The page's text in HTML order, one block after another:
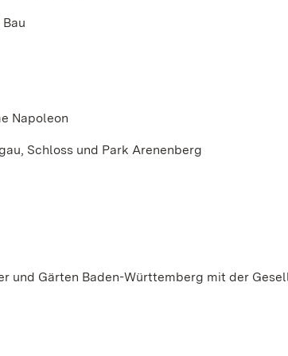
Napoleon
Schloss und Park Arenenberg
und Gärten Baden-Württemberg mit der